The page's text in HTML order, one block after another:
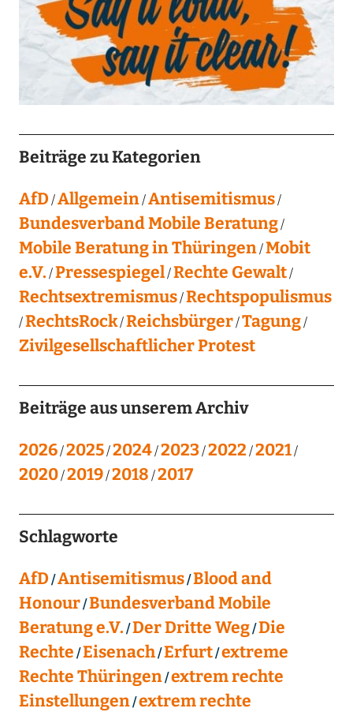
Beiträge zu Kategorien
AfD Allgemein Antisemitismus
Bundesverband Mobile Beratung
Mobile Beratung in Thüringen Mobit
e.V. Pressespiegel Rechte Gewalt
Rechtsextremismus Rechtspopulismus
RechtsRock Reichsbürger Tagung
Zivilgesellschaftlicher Protest
Beiträge aus unserem Archiv
2026 2025 2024 2023 2022 2021
2020 2019 2018 2017
Schlagworte
AfD Antisemitismus Blood and
Honour Bundesverband Mobile
Beratung e.V. Der Dritte Weg Die
Rechte Eisenach Erfurt extreme
Rechte Thüringen extrem rechte
Einstellungen extrem rechte